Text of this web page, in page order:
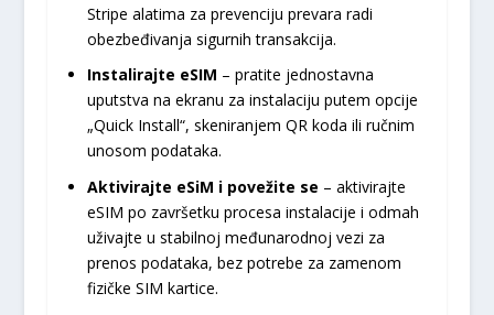
Stripe alatima za prevenciju prevara radi
obezbeđivanja sigurnih transakcija.
Instalirajte eSIM – pratite jednostavna
uputstva na ekranu za instalaciju putem opcije
„Quick Install“, skeniranjem QR koda ili ručnim
unosom podataka.
Aktivirajte eSiM i povežite se – aktivirajte
eSIM po završetku procesa instalacije i odmah
uživajte u stabilnoj međunarodnoj vezi za
prenos podataka, bez potrebe za zamenom
fizičke SIM kartice.